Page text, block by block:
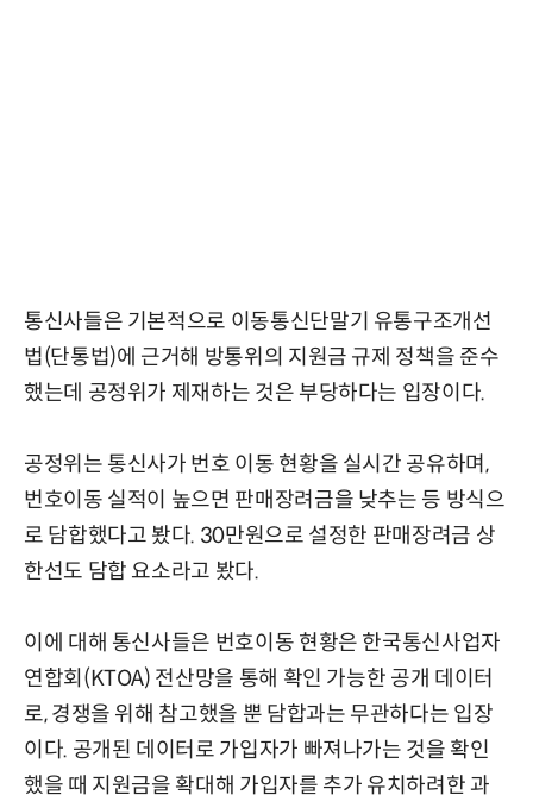
통신사들은 기본적으로 이동통신단말기 유통구조개선
법(단통법)에 근거해 방통위의 지원금 규제 정책을 준수
했는데 공정위가 제재하는 것은 부당하다는 입장이다.
공정위는 통신사가 번호 이동 현황을 실시간 공유하며,
번호이동 실적이 높으면 판매장려금을 낮추는 등 방식으
로 담합했다고 봤다. 30만원으로 설정한 판매장려금 상
한선도 담합 요소라고 봤다.
이에 대해 통신사들은 번호이동 현황은 한국통신사업자
연합회(KTOA) 전산망을 통해 확인 가능한 공개 데이터
로, 경쟁을 위해 참고했을 뿐 담합과는 무관하다는 입장
이다. 공개된 데이터로 가입자가 빠져나가는 것을 확인
했을 때 지원금을 확대해 가입자를 추가 유치하려한 과